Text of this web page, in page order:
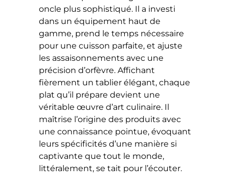
oncle plus sophistiqué. Il a investi
dans un équipement haut de
gamme, prend le temps nécessaire
pour une cuisson parfaite, et ajuste
les assaisonnements avec une
précision d’orfèvre. Affichant
fièrement un tablier élégant, chaque
plat qu’il prépare devient une
véritable œuvre d’art culinaire. Il
maîtrise l’origine des produits avec
une connaissance pointue, évoquant
leurs spécificités d’une manière si
captivante que tout le monde,
littéralement, se tait pour l’écouter.